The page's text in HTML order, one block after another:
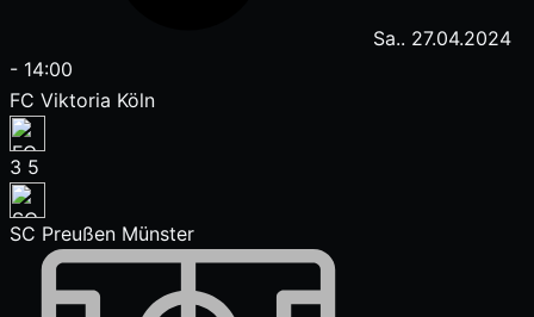
Sa.. 27.04.2024
- 14:00
FC Viktoria Köln
3 5
SC Preußen Münster